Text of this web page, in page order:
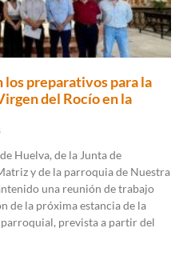
preparativos para la
del Rocío en la
Huelva, de la Junta de
y de la parroquia de Nuestra
una reunión de trabajo
de la próxima estancia de la
prevista a partir del